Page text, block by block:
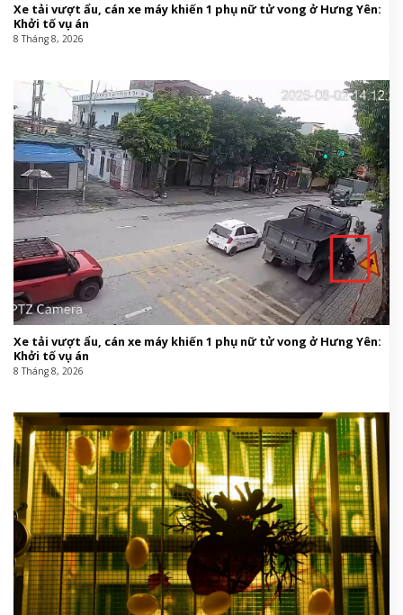
Xe tải vượt ẩu, cán xe máy khiến 1 phụ nữ tử vong ở Hưng Yên:
Khởi tố vụ án
8 Tháng 8, 2026
Xe tải vượt ẩu, cán xe máy khiến 1 phụ nữ tử vong ở Hưng Yên:
Khởi tố vụ án
8 Tháng 8, 2026